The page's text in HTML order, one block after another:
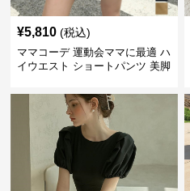
¥5,810 (税込)
ママコーデ 運動会ママに最適 ハ
イウエスト ショートパンツ 美脚